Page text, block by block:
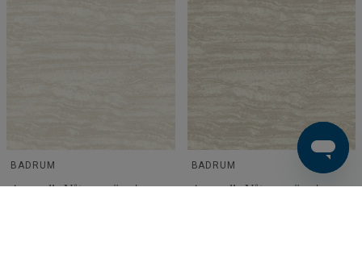
BADRUM
Aquarelle Våtrumsvägg |
BADRUM
Aquarelle Våtrumsvägg |